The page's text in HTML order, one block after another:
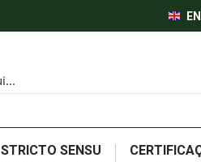
EN
STRICTO SENSU